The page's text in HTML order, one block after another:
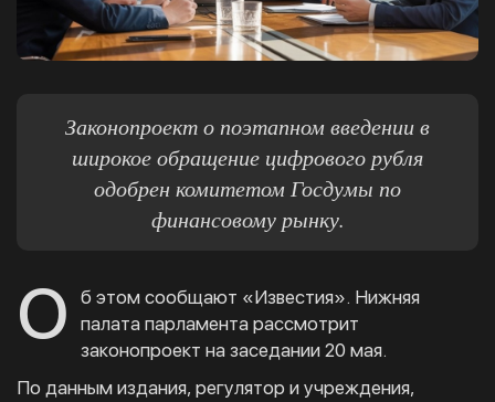
Законопроект о поэтапном введении в
широкое обращение цифрового рубля
одобрен комитетом Госдумы по
финансовому рынку.
О
б этом сообщают «Известия». Нижняя
палата парламента рассмотрит
законопроект на заседании 20 мая.
По данным издания, регулятор и учреждения,